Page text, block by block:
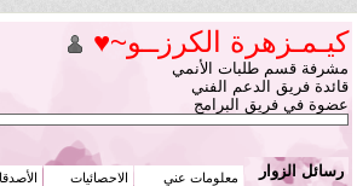
كيـمـزهرة الكرزــو~♥
مشرفة قسم طلبات الأنمي
قائدة فريق الدعم الفني
عضوة في فريق البرامج
رسائل الزوار معلومات عني الاحصائيات